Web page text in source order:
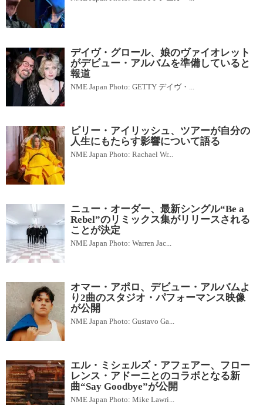
デイヴ・グロール、娘のヴァイオレット
がデビュー・アルバムを準備していると
報道
NME Japan Photo: GETTY デイヴ・...
ビリー・アイリッシュ、ツアーが自分の
人生にもたらす影響について語る
NME Japan Photo: Rachael Wr...
ニュー・オーダー、最新シングル“Be a
Rebel”のリミックス集がリリースされる
ことが決定
NME Japan Photo: Warren Jac...
オマー・アポロ、デビュー・アルバムよ
り2曲のスタジオ・パフォーマンス映像
が公開
NME Japan Photo: Gustavo Ga...
エル・ミシェルズ・アフェアー、フロー
レンス・アドーニとのコラボとなる新
曲“Say Goodbye”が公開
NME Japan Photo: Mike Lawri...